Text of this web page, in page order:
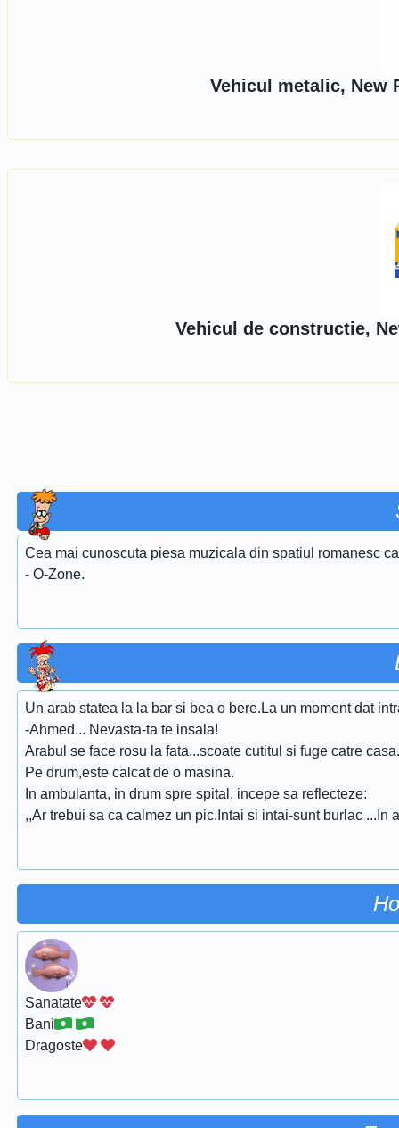
Vehicul metalic, New
Vehicul de constructie,
Cea mai cunoscuta piesa muzicala din spatiul romanesc
- O-Zone.
Un arab statea la la bar si bea o bere.La un moment dat
-Ahmed... Nevasta-ta te insala!
Arabul se face rosu la fata...scoate cutitul si fuge catre casa.
Pe drum,este calcat de o masina.
In ambulanta, in drum spre spital, incepe sa reflecteze:
,,Ar trebui sa ca calmez un pic.Intai si intai-sunt burlac ...In
Sanatate
Bani
Dragoste